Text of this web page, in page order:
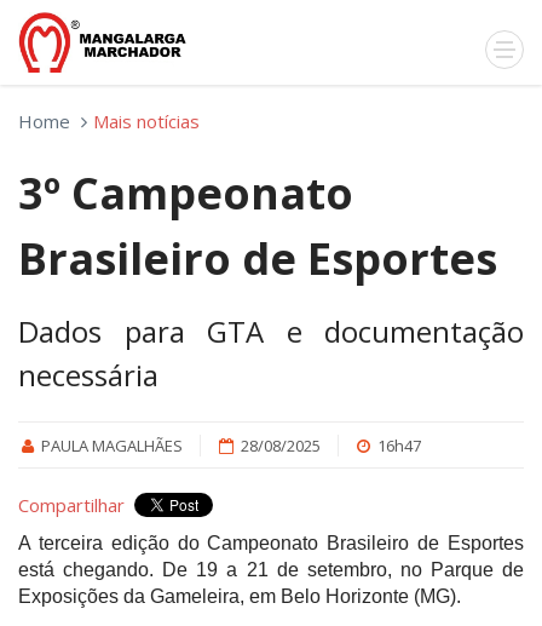
Home Mais notícias
3º Campeonato
Brasileiro de Esportes
Dados para GTA e documentação
necessária
PAULA MAGALHÃES 28/08/2025 16h47
Compartilhar
A terceira edição do Campeonato Brasileiro de Esportes
está chegando. De 19 a 21 de setembro, no Parque de
Exposições da Gameleira, em Belo Horizonte (MG).